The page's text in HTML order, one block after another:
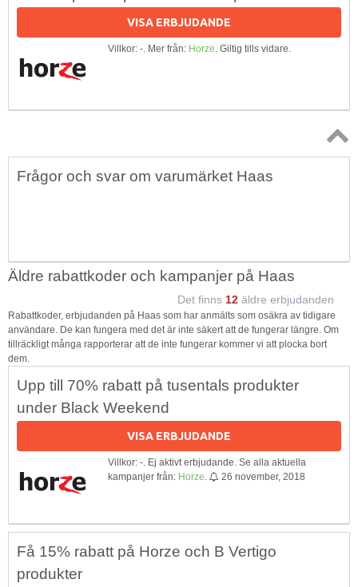
VISA ERBJUDANDE
Villkor: -. Mer från: Horze. Giltig tills vidare.
Topp
Frågor och svar om varumärket Haas
Äldre rabattkoder och kampanjer på Haas
Det finns 12 äldre erbjudanden
Rabattkoder, erbjudanden på Haas som har anmälts som osäkra av tidigare
användare. De kan fungera med det är inte säkert att de fungerar längre. Om
tillräckligt många rapporterar att de inte fungerar kommer vi att plocka bort
dem.
Upp till 70% rabatt på tusentals produkter
under Black Weekend
VISA ERBJUDANDE
Villkor: -. Ej aktivt erbjudande. Se alla aktuella
kampanjer från: Horze 26 november, 2018
Få 15% rabatt på Horze och B Vertigo
produkter